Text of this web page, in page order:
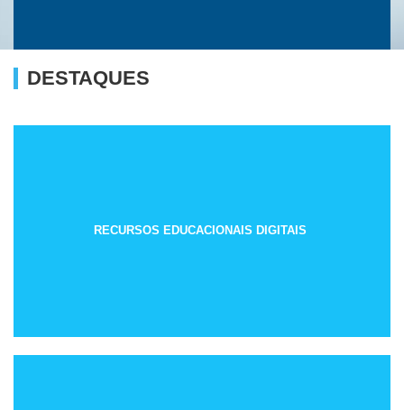
DESTAQUES
RECURSOS EDUCACIONAIS DIGITAIS